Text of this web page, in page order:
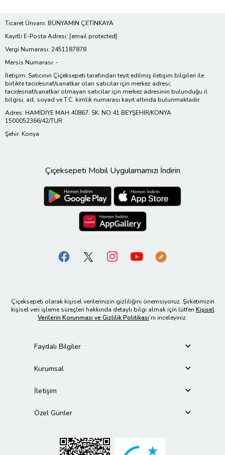
Ticaret Ünvanı: BÜNYAMİN ÇETİNKAYA
Kayıtlı E-Posta Adresi: [email protected]
Vergi Numarası: 2451187878
Mersis Numarası: -
İletişim: Satıcının Çiçeksepeti tarafından teyit edilmiş iletişim bilgileri ile
birlikte tacir/esnaf/sanatkar olan satıcılar için merkez adresi;
tacir/esnaf/sanatkar olmayan satıcılar için merkez adresinin bulunduğu il
bilgisi, ad, soyad ve T.C. kimlik numarası kayıt altında bulunmaktadır.
Adres: HAMİDİYE MAH.40867. SK. NO:41 BEYŞEHİR/KONYA
1500052366/42/TUR
Şehir: Konya
Çiçeksepeti Mobil Uygulamamızı İndirin
Çiçeksepeti olarak kişisel verilerinizin gizliliğini önemsiyoruz. Şirketimizin
kişisel veri işleme süreçleri hakkında detaylı bilgi almak için lütfen Kişisel
Verilerin Korunması ve Gizlilik Politikası’nı inceleyiniz.
Faydalı Bilgiler
Kurumsal
İletişim
Özel Günler